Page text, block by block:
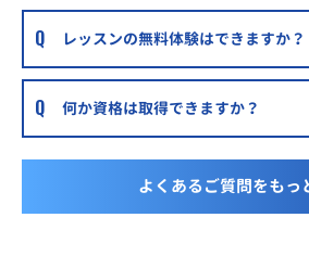
レッスンの無料体験はできますか？
何か資格は取得できますか？
よくあるご質問をもっ